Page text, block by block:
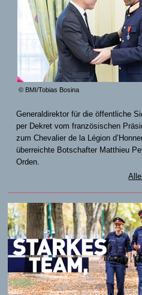
© BMI/Tobias Bosina
Generaldirektor für die öffentliche
per Dekret vom französischen
zum Chevalier de la Légion
überreichte Botschafter Matthieu
Orden.